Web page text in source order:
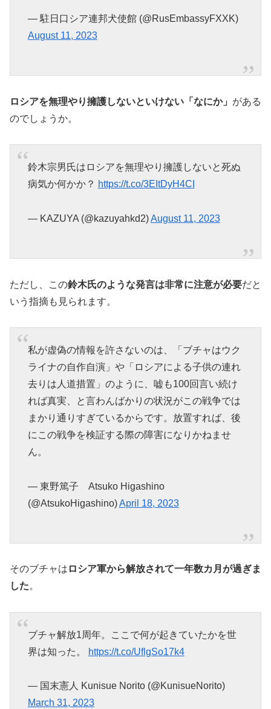
— 駐日口シア連邦犬使館 (@RusEmbassyFXXK)
August 11, 2023
ロシアを無理やり擁護しないといけない「なにか」 がある
のでしょうか。
鈴木宗男氏はロシアを無理やり擁護しないと死ぬ
病気か何かか？ https://t.co/3EItDyH4CI
— KAZUYA (@kazuyahkd2)August 11, 2023
ただし、この鈴木氏のような発言は非常に注意が必要だと
いう指摘も見られます。
私が虚偽の情報を許さないのは、「ブチャはウク
ライナの自作自演」や「ロシアによる子供の連れ
去りは人道措置」のように、嘘も100回言い続け
れば真実、と言わんばかりの状況がこの戦争では
まかり通りすぎているからです。放置すれば、後
にこの戦争を検証する際の障害になりかねませ
ん。
— 東野篤子 Atsuko Higashino
(@AtsukoHigashino)April 18, 2023
そのブチャは ロシア軍から解放されて一年数カ月が過ぎま
した。
ブチャ解放1周年。ここで何が起きていたかを世
界は知った。
https://t.co/UflgSo17k4
— 国末憲人 Kunisue Norito (@KunisueNorito)
March 31, 2023